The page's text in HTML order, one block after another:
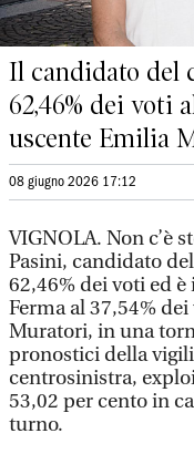
Il candidato del
62,46% dei voti
uscente Emilia
08 giugno 2026 17:12
VIGNOLA. Non c’è
Pasini, candidato
62,46% dei voti ed
Ferma al 37,54%
Muratori, in una
pronostici della
centrosinistra,
53,02 per cento in
turno.